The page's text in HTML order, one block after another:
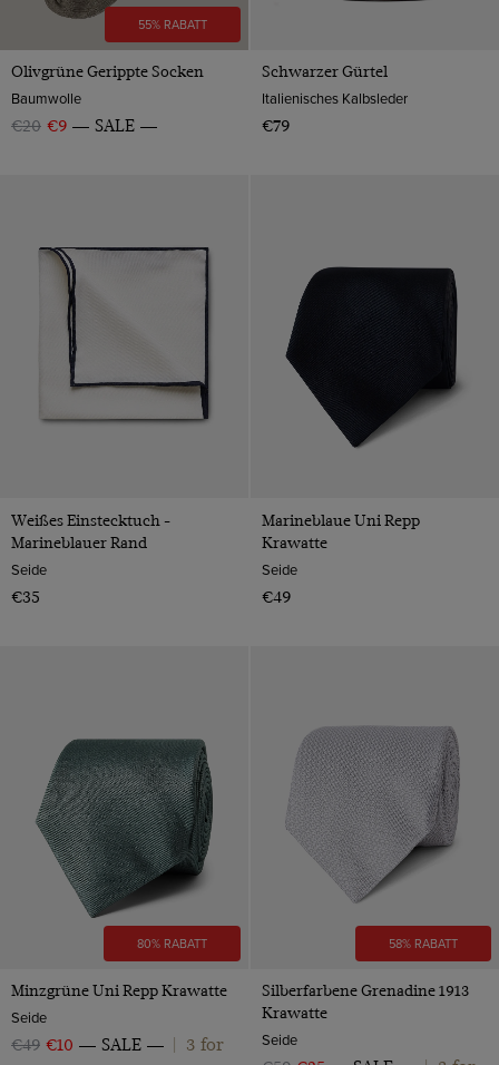
55% RABATT
Olivgrüne Gerippte Socken
Baumwolle
€20 €9 SALE
Schwarzer Gürtel
Italienisches Kalbsleder
€79
Weißes Einstecktuch -
Marineblauer Rand
Seide
€35
Marineblaue Uni Repp
Krawatte
Seide
€49
80% RABATT
Minzgrüne Uni Repp Krawatte
Seide
€49 €10 SALE
3 for
58% RABATT
Silberfarbene Grenadine 1913
Krawatte
Seide